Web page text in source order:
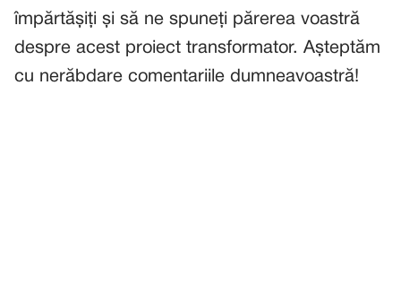
împărtășiți și să ne spuneți părerea voastră
despre acest proiect transformator. Așteptăm
cu nerăbdare comentariile dumneavoastră!